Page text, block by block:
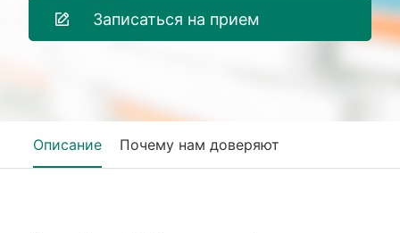
Записаться на прием
Описание Почему нам доверяют